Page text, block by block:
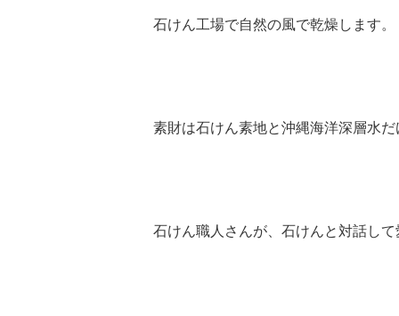
石けん工場で自然の風で乾燥します。
素財は石けん素地と沖縄海洋深層水だ
石けん職人さんが、石けんと対話し